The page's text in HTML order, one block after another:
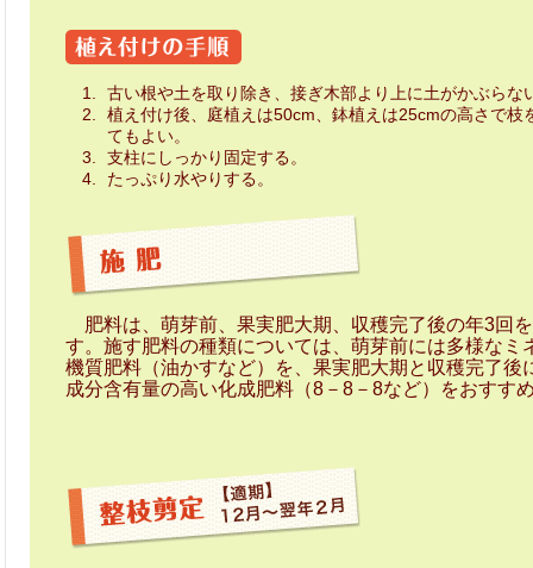
古い根や土を取り除き、接ぎ木部より上に土がかぶらな
植え付け後、庭植えは50cm、鉢植えは25cmの高さで
てもよい。
支柱にしっかり固定する。
たっぷり水やりする。
肥料は、萌芽前、果実肥大期、収穫完了後の年3回
す。施す肥料の種類については、萌芽前には多様なミ
機質肥料（油かすなど）を、果実肥大期と収穫完了後
成分含有量の高い化成肥料（8－8－8など）をおすす